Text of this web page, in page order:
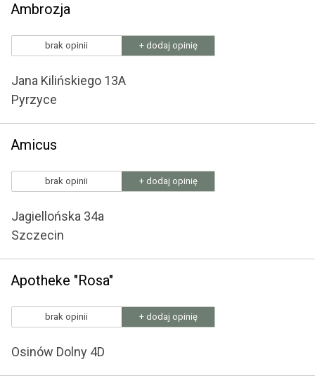
Ambrozja
brak opinii + dodaj opinię
Jana Kilińskiego 13A
Pyrzyce
Amicus
brak opinii + dodaj opinię
Jagiellońska 34a
Szczecin
Apotheke "Rosa"
brak opinii + dodaj opinię
Osinów Dolny 4D